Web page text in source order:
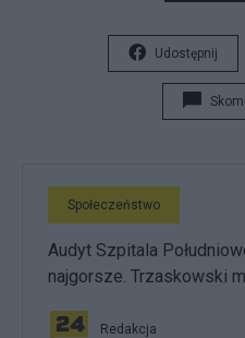
Udostępnij
Społeczeństwo
Audyt Szpitala
najgorsze. Trzaskowski
Redakcja